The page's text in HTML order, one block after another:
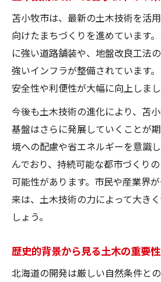
土木工事がもたらした産
苫小牧市は、最新の土木技術を活
向けたまちづくりを進めています
に強い道路舗装や、地盤改良工法
強いインフラが整備されています
安全性や利便性が大幅に向上しまし
今後も土木技術の進化により、苫
基盤はさらに発展していくことが
境への配慮や省エネルギーを意識
んでおり、持続可能な都市づくり
可能性があります。市民や産業界
来は、土木技術の力によって大き
しょう。
歴史的背景から見る土木の重要性
北海道の開発は厳しい自然条件と